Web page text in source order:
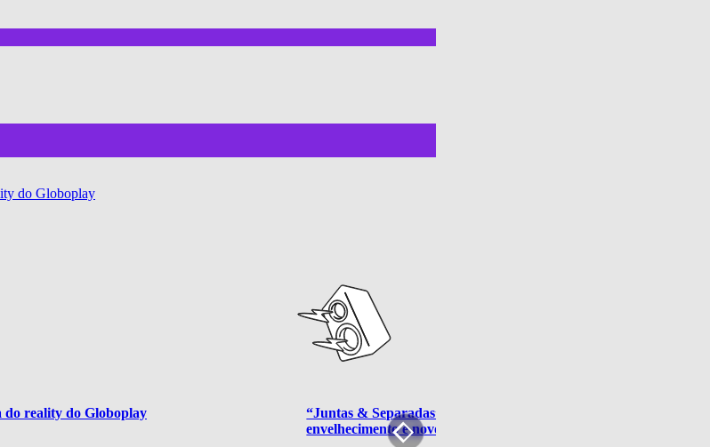
do Globoplay
do reality do Globoplay
“Juntas & Separadas”: primeira série de Thalita Rebouças
envelhecimento e novos começos